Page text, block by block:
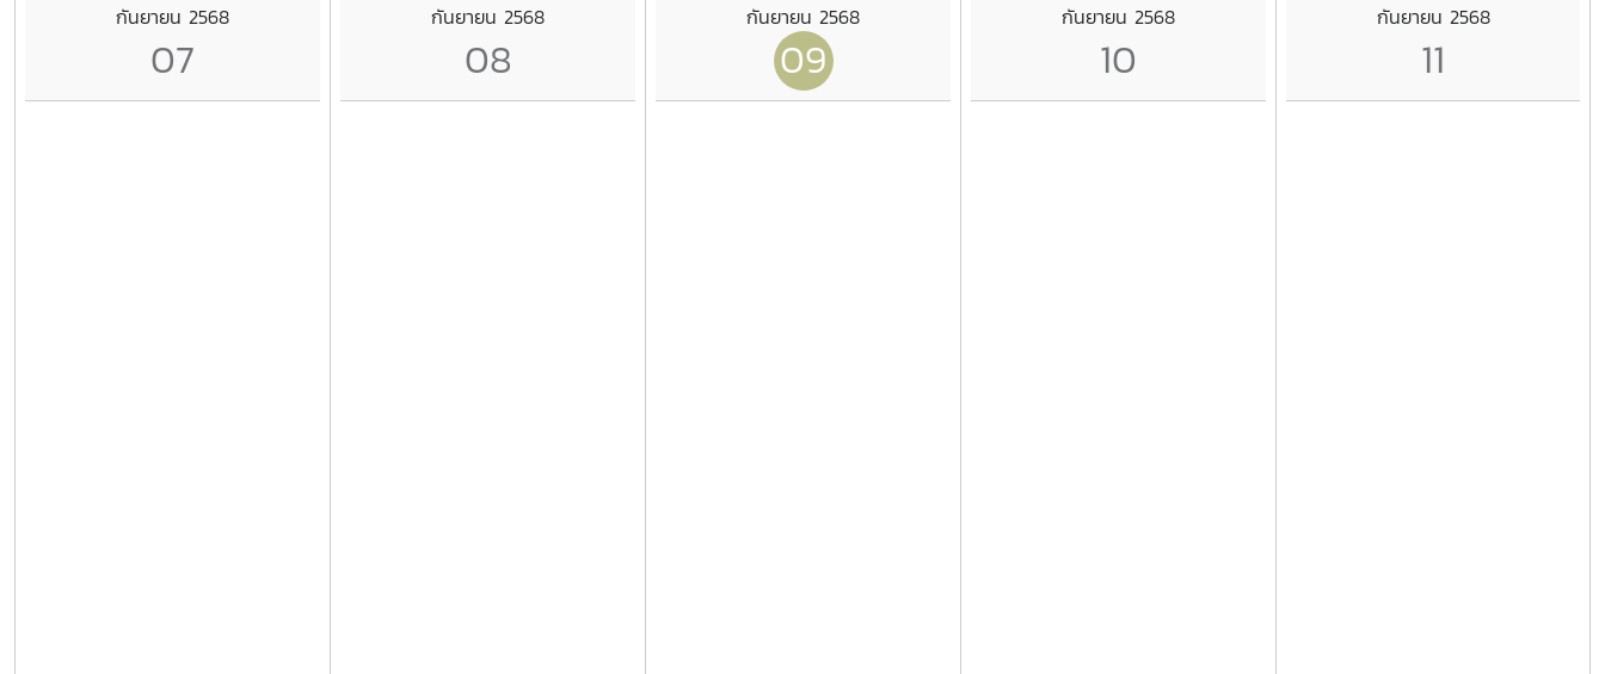
กันยายน 2568
07
กันยายน 2568
08
กันยายน 2568
09
กันยายน 2568
10
กันยายน 2568
11